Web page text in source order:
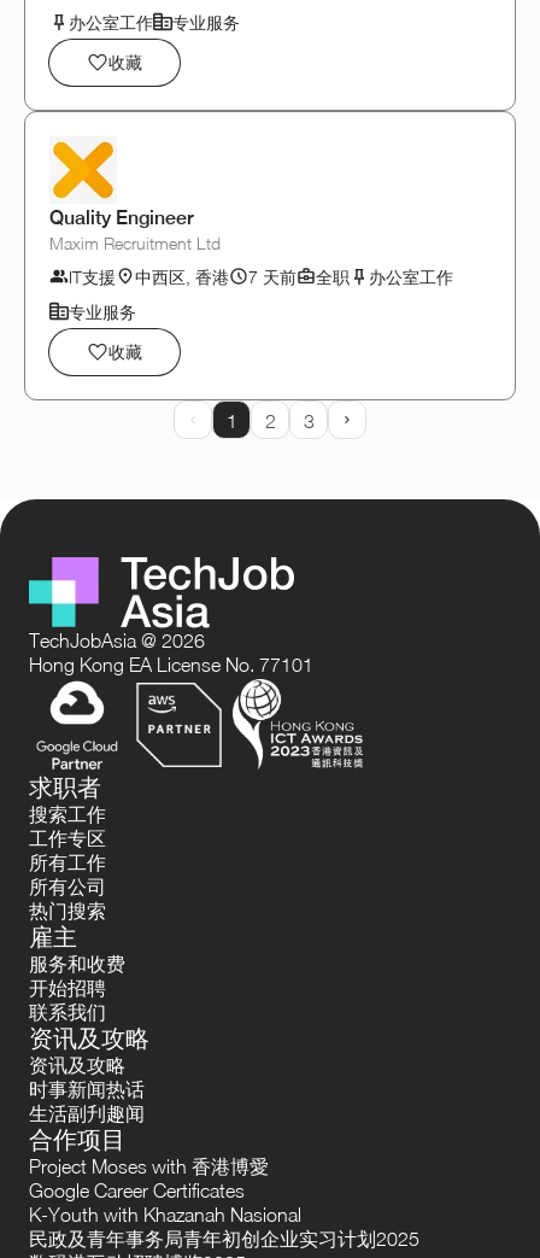
办公室工作
专业服务
收藏
Quality Engineer
Maxim Recruitment Ltd
IT支援
中西区, 香港 7 天前 全职
办公室工作
专业服务
收藏
Prev Page
1 2 3 Next Page
TechJobAsia @ 2026
Hong Kong EA License No. 77101
求职者
搜索工作
工作专区
所有工作
所有公司
热门搜索
雇主
服务和收费
开始招聘
联系我们
资讯及攻略
资讯及攻略
时事新闻热话
生活副刋趣闻
合作项目
Project Moses with 香港博愛
Google Career Certificates
K-Youth with Khazanah Nasional
民政及青年事务局青年初创企业实习计划2025